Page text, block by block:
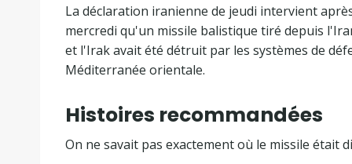
La déclaration iranienne de jeudi intervient
mercredi qu'un missile balistique tiré depuis
et l'Irak avait été détruit par les systèmes de
Méditerranée orientale.
Histoires recommandées
lf
On ne savait pas exactement où le missile était